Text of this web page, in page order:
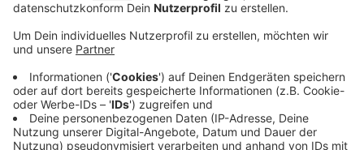
Anzeige
Wer in den Innenstädten bei uns Parken will, braucht
oft Kleingeld für den Parkautomaten - am besten
auch noch passend. In Borken können wir ab sofort auf